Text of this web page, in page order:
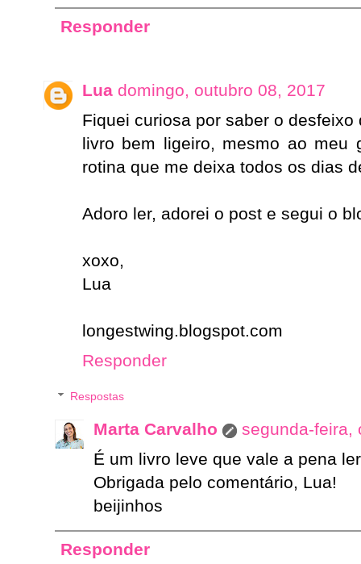
Responder
Lua domingo, outubro 08, 2017
Fiquei curiosa por saber o
livro bem ligeiro, mesmo ao meu
rotina que me deixa todos os dias
Adoro ler, adorei o post e segui o
xoxo,
Lua
longestwing.blogspot.com
Responder
Respostas
Marta Carvalho
segunda-feira,
É um livro leve que vale a pena
Obrigada pelo comentário, Lua!
beijinhos
Responder